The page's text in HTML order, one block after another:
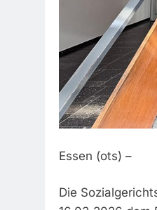
Essen (ots) –
Die